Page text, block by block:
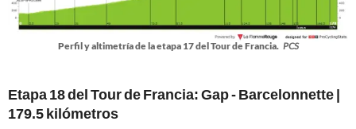
Perfil y altimetría de la etapa 17 del Tour de Francia. PCS
Etapa 18 del Tour de Francia:Gap - Barcelonnette |
179.5 kilómetros